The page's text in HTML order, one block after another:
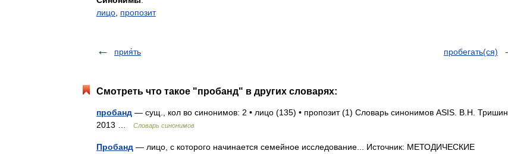
лицо пропозит
прия́ть пробегать(ся)
Смотреть что такое "пробанд" в других словарях:
пробанд — сущ., кол во синонимов: 2 • лицо (135) • пропозит (1) Словарь синонимов ASIS. В.Н. Тришин.
2013 …
Словарь синонимов
Пробанд — лицо, с которого начинается семейное исследование... Источник: МЕТОДИЧЕСКИЕ